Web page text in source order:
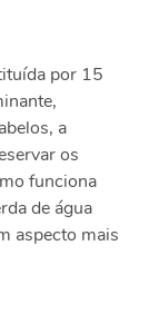
por 15
a
os
funciona
de água
aspecto mais